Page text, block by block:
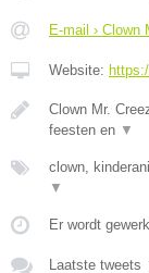
E-mail › Clown
Website:
Clown Mr.
feesten en ▼
clown,
▼
Er wordt
Laatste tweets